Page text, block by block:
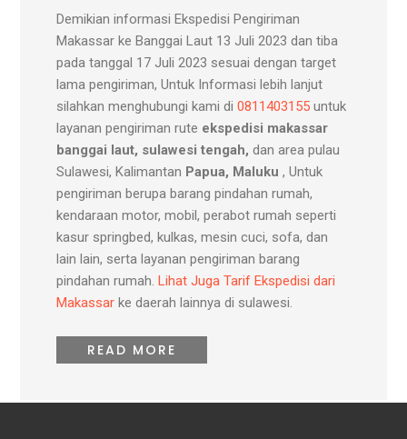
Demikian informasi Ekspedisi Pengiriman
Makassar ke Banggai Laut 13 Juli 2023 dan tiba
pada tanggal 17 Juli 2023 sesuai dengan target
lama pengiriman, Untuk Informasi lebih lanjut
silahkan menghubungi kami di0811403155 untuk
layanan pengiriman rute ekspedisi makassar
banggai laut, sulawesi tengah,dan area pulau
Sulawesi, Kalimantan Papua, Maluku, Untuk
pengiriman berupa barang pindahan rumah,
kendaraan motor, mobil, perabot rumah seperti
kasur springbed, kulkas, mesin cuci, sofa, dan
lain lain, serta layanan pengiriman barang
pindahan rumah. Lihat Juga Tarif Ekspedisi dari
Makassar ke daerah lainnya di sulawesi.
READ MORE